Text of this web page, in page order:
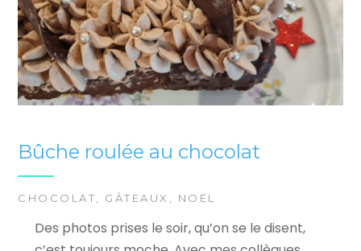
Bûche roulée au chocolat
CHOCOLAT GÂTEAUX NOËL
Des photos prises le soir, qu’on se le disent,